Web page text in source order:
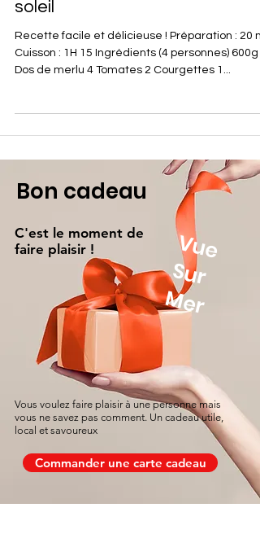
soleil
Recette facile et délicieuse ! Préparation : 20
Cuisson : 1H 15 Ingrédients (4 personnes) 600g
Dos de merlu 4 Tomates 2 Courgettes 1...
Bon cadeau
C'est le moment de
faire plaisir !
V
u
e
S
u
r
Mer
Vous voulez faire plaisir à une personne mais
vous ne savez pas comment. Un cadeau utile,
local et savoureux
Commander une carte cadeau